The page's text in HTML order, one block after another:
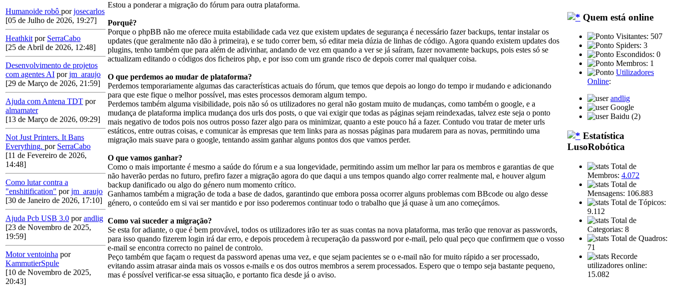
Humanoide robô porjosecarlos
[05 de Julho de 2026, 19:27]
Heathkit por SerraCabo
[25 de Abril de 2026, 12:48]
Desenvolvimento de projetos
com agentes AI porjm_araujo
[29 de Março de 2026, 21:59]
Ajuda com Antena TDT por
almamater
[13 de Março de 2026, 09:29]
Not Just Printers. It Bans
Everything. por SerraCabo
[11 de Fevereiro de 2026,
14:48]
Como lutar contra a
"enshitification" porjm_araujo
[30 de Janeiro de 2026, 17:10]
Ajuda Pcb USB 3.0 porandlig
[23 de Novembro de 2025,
19:59]
Motor ventoinha por
KammutierSpule
[10 de Novembro de 2025,
20:43]
Estou a ponderar a migração do fórum para outra plataforma.
Porquê?
Porque o phpBB não me oferece muita estabilidade cada vez que existem updates de segurança é necessário fazer backups, tentar instalar os
updates (que geralmente não dão à primeira), e se tudo correr bem, só editar meia dúzia de linhas de código. Agora quando existem updates dos
plugins, tenho também que para além de adivinhar, andando de vez em quando a ver se já saíram, fazer novamente backups, pois estes só se
actualizam editando o códigos dos ficheiros php, e por isso com um grande risco de depois correr mal qualquer coisa.
O que perdemos ao mudar de plataforma?
Perdemos temporariamente algumas das características actuais do fórum, que temos que depois ao longo do tempo ir mudando e adicionando
para que este fique o melhor possível, mas estes processos demoram algum tempo.
Perdemos também alguma visibilidade, pois não só os utilizadores no geral não gostam muito de mudanças, como também o google, e a
mudança de plataforma implica mudança dos urls dos posts, o que vai exigir que todas as páginas sejam reindexadas, talvez este seja o ponto
mais negativo de todos pois nos outros posso fazer algo para os minimizar, quanto a este pouco há a fazer. Contudo vou tratar de meter urls
estáticos, entre outras coisas, e comunicar às empresas que tem links para as nossas páginas para mudarem para as novas, permitindo uma
migração mais suave para o google, tentando assim ganhar alguns pontos dos que vamos perder.
O que vamos ganhar?
Como o mais importante é mesmo a saúde do fórum e a sua longevidade, permitindo assim um melhor lar para os membros e garantias de que
não haverão perdas no futuro, prefiro fazer a migração agora do que daqui a uns tempos quando algo correr realmente mal, e houver algum
backup danificado ou algo do género num momento crítico.
Ganhamos também a migração de toda a base de dados, garantindo que embora possa ocorrer alguns problemas com BBcode ou algo desse
género, o conteúdo em si vai ser mantido e por isso poderemos continuar todo o trabalho que já quase à um ano começámos.
Como vai suceder a migração?
Se esta for adiante, o que é bem provável, todos os utilizadores irão ter as suas contas na nova plataforma, mas terão que renovar as passwords,
para isso quando fizerem login irá dar erro, e depois procedem à recuperação da password por e-mail, pelo qual peço que confirmem que o vosso
e-mail se encontra correcto no painel de controlo.
Peço também que façam o request da password apenas uma vez, e que sejam pacientes se o e-mail não for muito rápido a ser processado,
evitando assim atrasar ainda mais os vossos e-mails e os dos outros membros a serem processados. Espero que o tempo seja bastante pequeno,
mas é possível verificar-se essa situação, e portanto fica desde já o aviso.
Quem está online
Visitantes: 507
Spiders: 3
Escondidos: 0
Membros: 1
Utilizadores
Online:
andlig
Google
Baidu (2)
Estatística
LusoRobótica
Total de
Membros: 4.072
Total de
Mensagens: 106.883
Total de Tópicos:
9.112
Total de
Categorias: 8
Total de Quadros:
71
Recorde
utilizadores online:
15.082